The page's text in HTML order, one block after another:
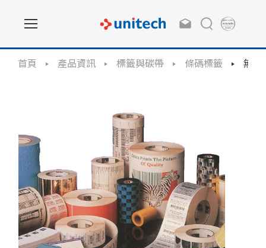
首頁 產品資訊 標籤與碳帶 條碼標籤 無底